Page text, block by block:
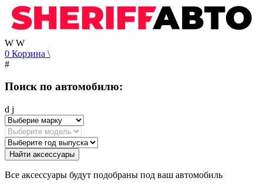
W W
0 Корзина \
#
Поиск по автомобилю:
d j
Найти аксессуары
Все аксессуары будут подобраны под ваш автомобиль